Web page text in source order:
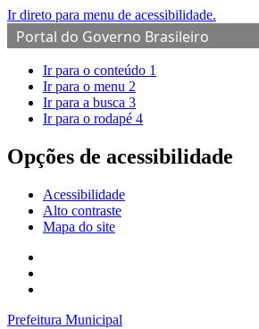
Ir direto para menu de acessibilidade.
Portal do Governo Brasileiro
Ir para o conteúdo 1
Ir para o menu 2
Ir para a busca 3
Ir para o rodapé 4
Opções de acessibilidade
Acessibilidade
Alto contraste
Mapa do site
Prefeitura Municipal